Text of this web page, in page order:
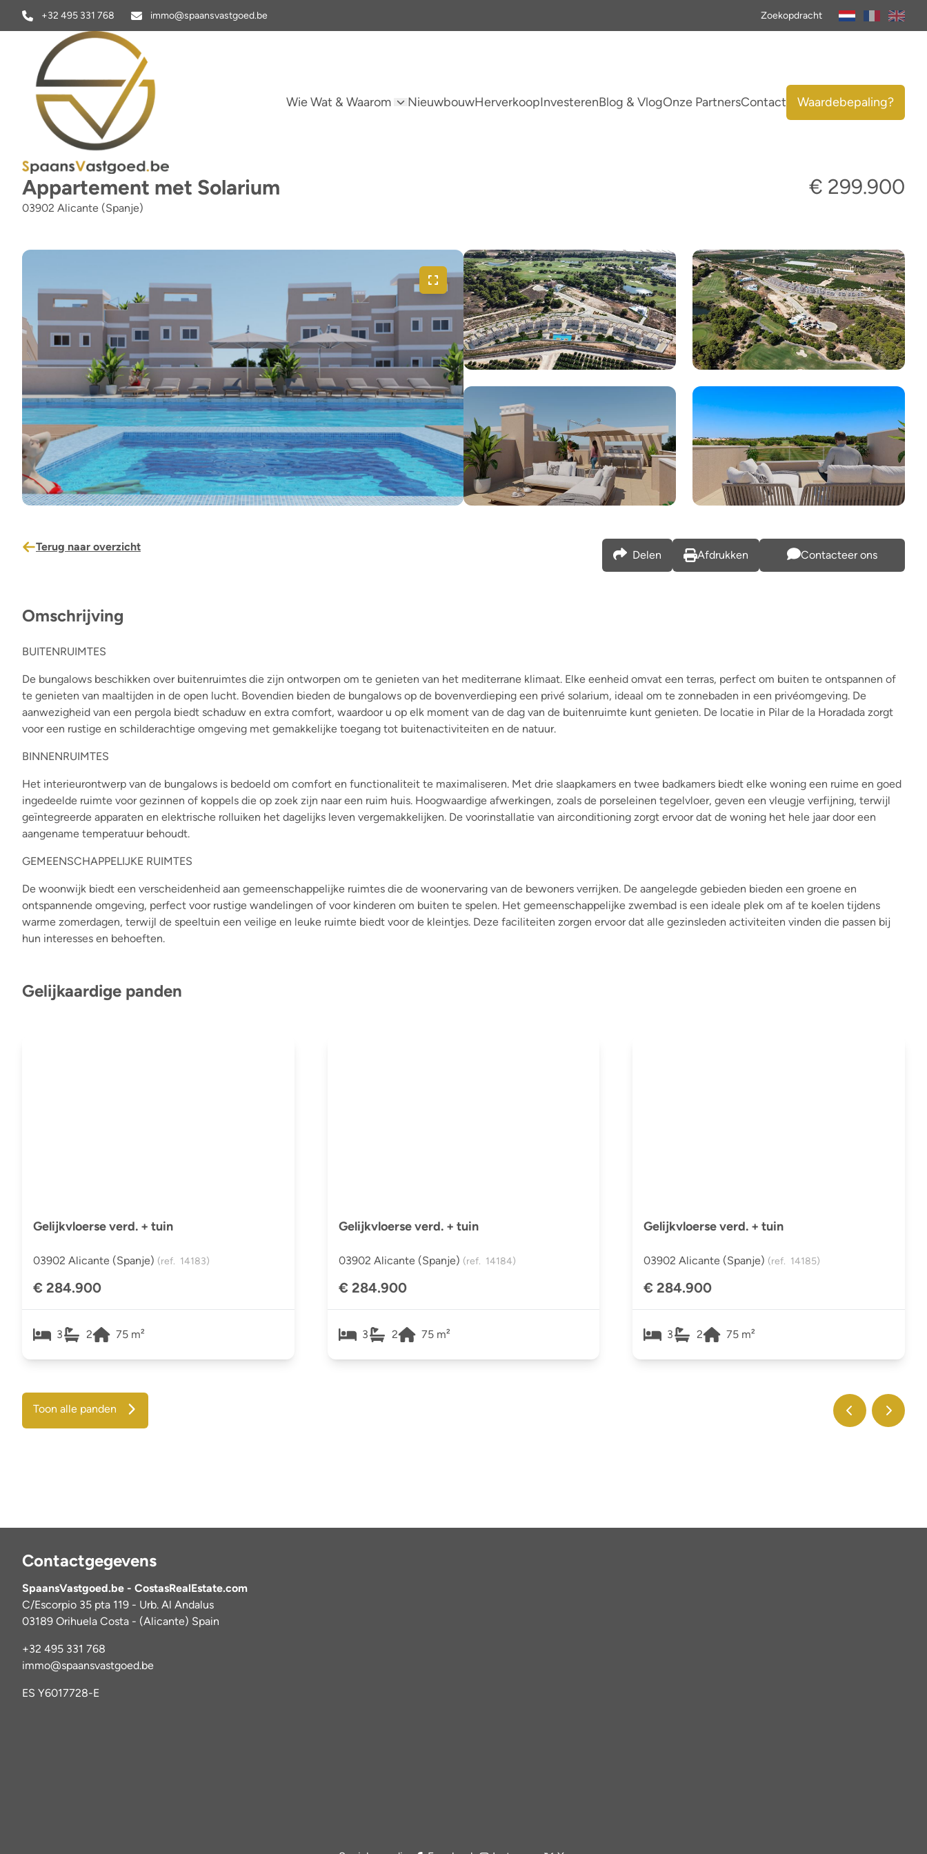
Ga naar hoofdinhoud
+32 495 331 768 immo@spaansvastgoed.be Zoekopdracht
Wie Wat & Waarom NieuwbouwHerverkoopInvesterenBlog & VlogOnze PartnersContact Waardebepaling?
Appartement met Solarium
03902 Alicante (Spanje)
€ 299.900
Terug naar overzicht
Delen Afdrukken Contacteer ons
Omschrijving
BUITENRUIMTES
De bungalows beschikken over buitenruimtes die zijn ontworpen om te genieten van het mediterrane klimaat. Elke eenheid omvat een terras, perfect om buiten te ontspannen of
te genieten van maaltijden in de open lucht. Bovendien bieden de bungalows op de bovenverdieping een privé solarium, ideaal om te zonnebaden in een privéomgeving. De
aanwezigheid van een pergola biedt schaduw en extra comfort, waardoor u op elk moment van de dag van de buitenruimte kunt genieten. De locatie in Pilar de la Horadada zorgt
voor een rustige en schilderachtige omgeving met gemakkelijke toegang tot buitenactiviteiten en de natuur.
BINNENRUIMTES
Het interieurontwerp van de bungalows is bedoeld om comfort en functionaliteit te maximaliseren. Met drie slaapkamers en twee badkamers biedt elke woning een ruime en goed
ingedeelde ruimte voor gezinnen of koppels die op zoek zijn naar een ruim huis. Hoogwaardige afwerkingen, zoals de porseleinen tegelvloer, geven een vleugje verfijning, terwijl
geïntegreerde apparaten en elektrische rolluiken het dagelijks leven vergemakkelijken. De voorinstallatie van airconditioning zorgt ervoor dat de woning het hele jaar door een
aangename temperatuur behoudt.
GEMEENSCHAPPELIJKE RUIMTES
De woonwijk biedt een verscheidenheid aan gemeenschappelijke ruimtes die de woonervaring van de bewoners verrijken. De aangelegde gebieden bieden een groene en
ontspannende omgeving, perfect voor rustige wandelingen of voor kinderen om buiten te spelen. Het gemeenschappelijke zwembad is een ideale plek om af te koelen tijdens
warme zomerdagen, terwijl de speeltuin een veilige en leuke ruimte biedt voor de kleintjes. Deze faciliteiten zorgen ervoor dat alle gezinsleden activiteiten vinden die passen bij
hun interesses en behoeften.
Gelijkaardige panden
Gelijkvloerse verd. + tuin
03902 Alicante (spanje) (ref. 14183)
€ 284.900
3 2 75 m²
Gelijkvloerse verd. + tuin
03902 Alicante (spanje) (ref. 14184)
€ 284.900
3 2 75 m²
Gelijkvloerse verd. + tuin
03902 Alicante (spanje) (ref. 14185)
€ 284.900
3 2 75 m²
Toon alle panden
Contactgegevens
SpaansVastgoed.be - CostasRealEstate.com
C/Escorpio 35 pta 119 - Urb. Al Andalus
03189 Orihuela Costa - (Alicante) Spain
+32 495 331 768
immo@spaansvastgoed.be
ES Y6017728-E